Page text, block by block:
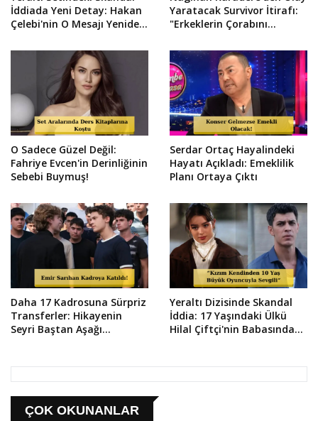
İddiada Yeni Detay: Hakan
Çelebi'nin O Mesajı Yeniden
Yaratacak Survivor İtirafı:
"Erkeklerin Çorabını
O Sadece Güzel Değil:
Fahriye Evcen'in Derinliğinin
Sebebi Buymuş!
Serdar Ortaç Hayalindeki
Hayatı Açıkladı: Emeklilik
Planı Ortaya Çıktı
Daha 17 Kadrosuna Sürpriz
Transferler: Hikayenin
Seyri Baştan Aşağı
Yeraltı Dizisinde Skandal
İddia: 17 Yaşındaki Ülkü
Hilal Çiftçi'nin Babasından
ÇOK OKUNANLAR